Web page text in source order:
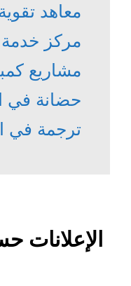
معاهد
مركز
مشاريع
حضانة في
ترجمة في